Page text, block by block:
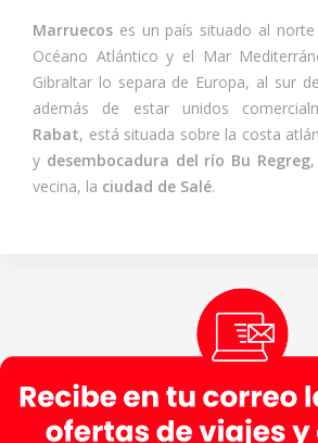
Marruecos es un país situado al
Océano Atlántico y el Mar
Gibraltar lo separa de Europa, al sur
además de estar unidos
Rabat, está situada sobre la costa
y desembocadura del río Bu Regreg,
vecina, la ciudad de Salé.